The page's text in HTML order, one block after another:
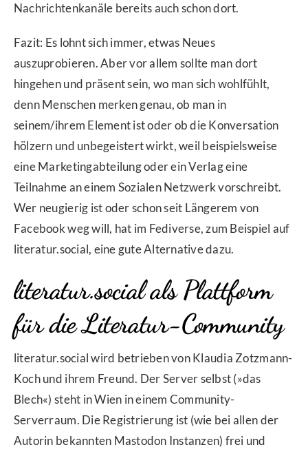
Nachrichtenkanäle bereits auch schon dort.
Fazit: Es lohnt sich immer, etwas Neues
auszuprobieren. Aber vor allem sollte man dort
hingehen und präsent sein, wo man sich wohlfühlt,
denn Menschen merken genau, ob man in
seinem/ihrem Element ist oder ob die Konversation
hölzern und unbegeistert wirkt, weil beispielsweise
eine Marketingabteilung oder ein Verlag eine
Teilnahme an einem Sozialen Netzwerk vorschreibt.
Wer neugierig ist oder schon seit Längerem von
Facebook weg will, hat im Fediverse, zum Beispiel auf
literatur.social, eine gute Alternative dazu.
literatur.social als Plattform
für die Literatur-Community
literatur.social wird betrieben von Klaudia Zotzmann-
Koch und ihrem Freund. Der Server selbst (»das
Blech«) steht in Wien in einem Community-
Serverraum. Die Registrierung ist (wie bei allen der
Autorin bekannten Mastodon Instanzen) frei und